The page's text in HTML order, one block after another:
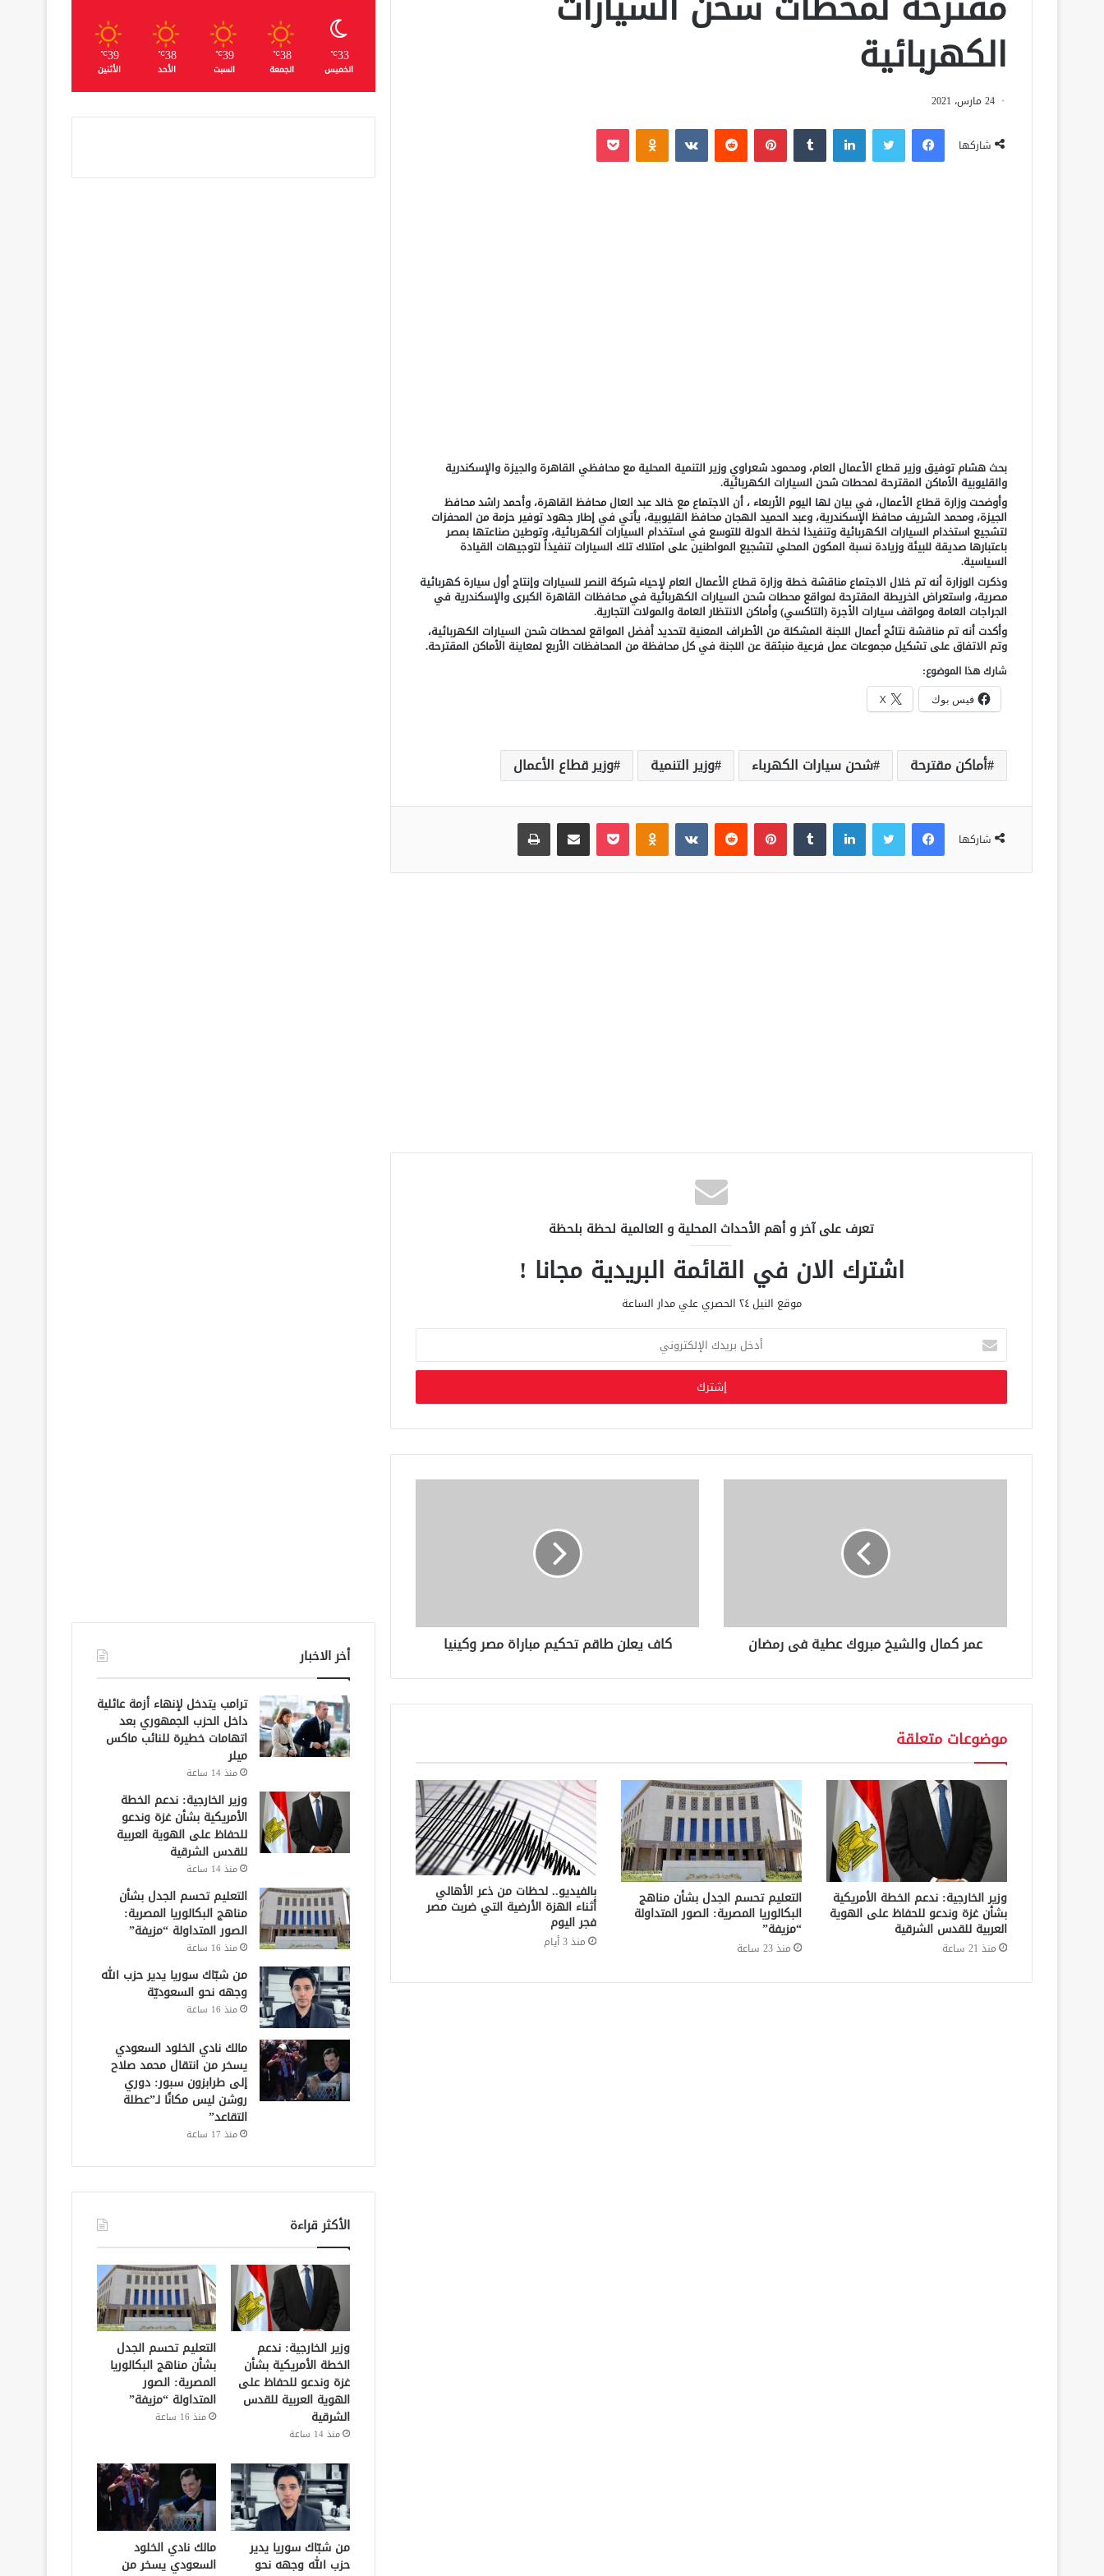
الكهربائية
24 مارس، 2021
شاركها
فيسبوك لينكدإن بينتيريست
بحث هشام توفيق وزير قطاع الأعمال العام، ومحمود شعراوي وزير التنمية المحلية مع محافظي القاهرة والجيزة والإسكندرية
والقليوبية الأماكن المقترحة لمحطات شحن السيارات الكهربائية.
وأوضحت وزارة قطاع الأعمال، في بيان لها اليوم الأربعاء ، أن الاجتماع مع خالد عبد العال محافظ القاهرة، وأحمد راشد محافظ
الجيزة، ومحمد الشريف محافظ الإسكندرية، وعبد الحميد الهجان محافظ القليوبية، يأتي في إطار جهود توفير حزمة من المحفزات
لتشجيع استخدام السيارات الكهربائية وتنفيذا لخطة الدولة للتوسع في استخدام السيارات الكهربائية، وتوطين صناعتها بمصر
باعتبارها صديقة للبيئة وزيادة نسبة المكون المحلي لتشجيع المواطنين على امتلاك تلك السيارات تنفيذاً لتوجيهات القيادة
السياسية.
وذكرت الوزارة أنه تم خلال الاجتماع مناقشة خطة وزارة قطاع الأعمال العام لإحياء شركة النصر للسيارات وإنتاج أول سيارة كهربائية
مصرية، واستعراض الخريطة المقترحة لمواقع محطات شحن السيارات الكهربائية في محافظات القاهرة الكبرى والإسكندرية في
الجراجات العامة ومواقف سيارات الأجرة (التاكسي) وأماكن الانتظار العامة والمولات التجارية.
وأكدت أنه تم مناقشة نتائج أعمال اللجنة المشكلة من الأطراف المعنية لتحديد أفضل المواقع لمحطات شحن السيارات الكهربائية،
وتم الاتفاق على تشكيل مجموعات عمل فرعية منبثقة عن اللجنة في كل محافظة من المحافظات الأربع لمعاينة الأماكن المقترحة.
شارك هذا الموضوع:
فيس بوك X
أماكن مقترحة شحن سيارات الكهرباء وزير التنمية وزير قطاع الأعمال
شاركها
فيسبوك لينكدإن بينتيريست بوكيت
تعرف على آخر و أهم الأحداث المحلية و العالمية لحظة بلحظة
اشترك الان في القائمة البريدية مجانا !
موقع النيل ٢٤ الحصري علي مدار الساعة
خ
ب
د
ك
ن
عمر كمال والشيخ مبروك عطية فى رمضان كاف يعلن طاقم تحكيم مباراة مصر وكينيا
موضوعات متعلقة
وزير الخارجية: ندعم الخطة الأمريكية
بشأن غزة وندعو للحفاظ على الهوية
العربية للقدس الشرقية
منذ 21 ساعة
التعليم تحسم الجدل بشأن مناهج
البكالوريا المصرية: الصور المتداولة
“مزيفة”
منذ 23 ساعة
بالفيديو.. لحظات من ذعر الأهالي
أثناء الهزة الأرضية التي ضربت مصر
فجر اليوم
منذ 3 أيام
33
℃
الخميس
38
℃
الجمعة
39
℃
السبت
38
℃
الأحد
39
℃
الأثنين
أخر الاخبار
ترامب يتدخل لإنهاء أزمة عائلية
داخل الحزب الجمهوري بعد
اتهامات خطيرة للنائب ماكس
ميلر
منذ 14 ساعة
وزير الخارجية: ندعم الخطة
الأمريكية بشأن غزة وندعو
للحفاظ على الهوية العربية
للقدس الشرقية
منذ 14 ساعة
التعليم تحسم الجدل بشأن
مناهج البكالوريا المصرية:
الصور المتداولة “مزيفة”
منذ 16 ساعة
من شبّاك سوريا يدير حزب الله
وجهه نحو السعوديّة
منذ 16 ساعة
مالك نادي الخلود السعودي
يسخر من انتقال محمد صلاح
إلى طرابزون سبور: دوري
روشن ليس مكانًا لـ”عطلة
التقاعد”
منذ 17 ساعة
الأكثر قراءة
وزير الخارجية: ندعم
الخطة الأمريكية بشأن
غزة وندعو للحفاظ على
الهوية العربية للقدس
الشرقية
منذ 14 ساعة
التعليم تحسم الجدل
بشأن مناهج البكالوريا
المصرية: الصور
المتداولة “مزيفة”
منذ 16 ساعة
من شبّاك سوريا يدير
حزب الله وجهه نحو
مالك نادي الخلود
السعودي يسخر من